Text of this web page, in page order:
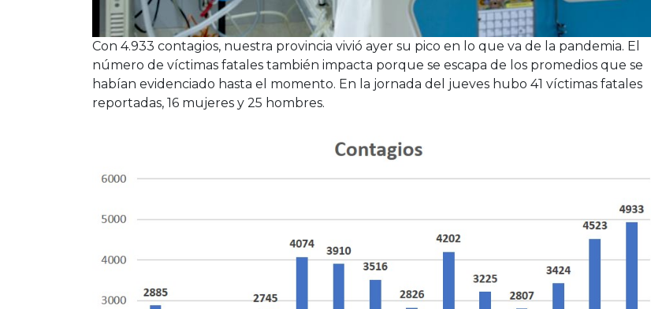
Con 4.933 contagios, nuestra provincia vivió ayer su pico en lo que va de la pandemia. El
número de víctimas fatales también impacta porque se escapa de los promedios que se
habían evidenciado hasta el momento. En la jornada del jueves hubo 41 víctimas fatales
reportadas, 16 mujeres y 25 hombres.